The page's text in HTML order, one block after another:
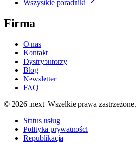
Wszystkie poradniki
Firma
O nas
Kontakt
Dystrybutorzy
Blog
Newsletter
FAQ
© 2026 inext. Wszelkie prawa zastrzeżone.
Status usług
Polityka prywatności
Republikacja